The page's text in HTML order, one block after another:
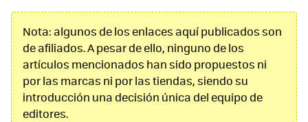
Nota: algunos de los enlaces aquí publicados son
de afiliados. A pesar de ello, ninguno de los
artículos mencionados han sido propuestos ni
por las marcas ni por las tiendas, siendo su
introducción una decisión única del equipo de
editores.